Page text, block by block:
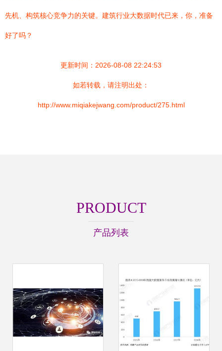
先机、构筑核心竞争力的关键。建筑行业大数据时代已来，你，准备
好了吗？
更新时间：2026-08-08 22:24:53
如若转载，请注明出处：
http://www.miqiakejwang.com/product/275.html
PRODUCT
产品列表